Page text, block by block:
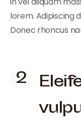
lorem. Adipiscing
Donec rhoncus